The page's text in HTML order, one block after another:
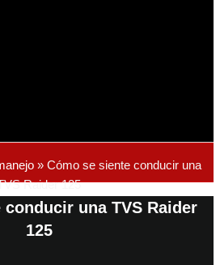
» Cómo se siente conducir una
Raider 125
una TVS Raider
125